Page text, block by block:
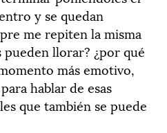
y se quedan
me repiten la misma
llorar? ¿por qué
más emotivo,
hablar de esas
que también se puede